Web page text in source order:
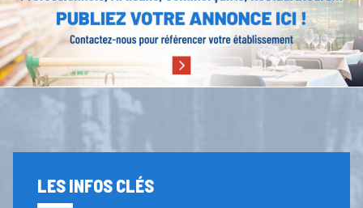
LES INFOS CLÉS